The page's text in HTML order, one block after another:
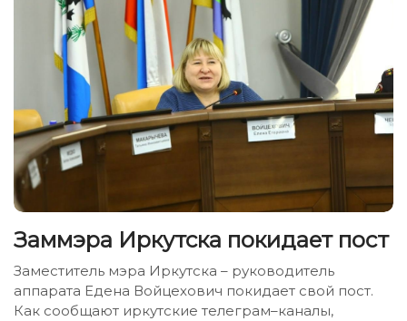
Заммэра Иркутска покидает пост
Заместитель мэра Иркутска – руководитель
аппарата Едена Войцехович покидает свой пост.
Как сообщают иркутские телеграм–каналы,